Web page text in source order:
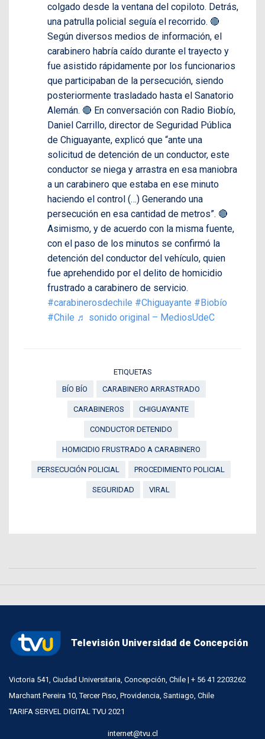
colgado desde la ventana del copiloto. Detrás,
una patrulla policial seguía el recorrido. 🔴
Según diversos medios de información, el
carabinero habría caído durante el trayecto y
fue asistido rápidamente por los funcionarios
que participaban de la persecución, siendo
posteriormente trasladado hasta el Sanatorio
Alemán. 🔴 En conversación con Radio Biobío,
Daniel Carrillo, director de Seguridad Pública
de Chiguayante, explicó que “ante una
solicitud de detención de un conductor, este
conductor se niega y arrastra en esa maniobra
a un carabinero que estaba en ese minuto
haciendo el control (…) Generando una
persecución en esa cantidad de metros”. 🔴
Asimismo, y de acuerdo con la misma fuente,
con el paso de los minutos se confirmó la
detención del conductor del vehículo, quien
fue aprehendido por el delito de homicidio
frustrado a carabinero de servicio.
#carabinerosdechile #Chiguayante #Biobío
#Chile ♬ sonido original – MediosUdeC
ETIQUETAS
BÍO BÍO
CARABINERO ARRASTRADO
CARABINEROS CHIGUAYANTE
CONDUCTOR DETENIDO
HOMICIDIO FRUSTRADO A CARABINERO
PERSECUCIÓN POLICIAL PROCEDIMIENTO POLICIAL
SEGURIDAD VIRAL
Televisión Universidad de Concepción
Victoria 541, Ciudad Universitaria, Concepción, Chile | + 56 41 2203262
Marchant Pereira 10, Tercer Piso, Providencia, Santiago, Chile
TARIFA SERVEL DIGITAL TVU 2021
internet@tvu.cl